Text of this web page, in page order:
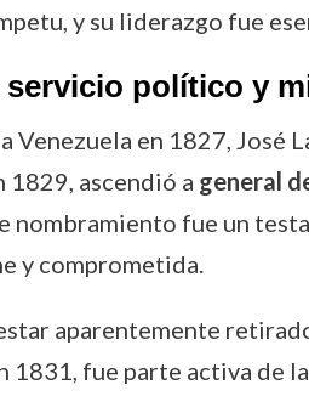
y su liderazgo fue
servicio político y
Venezuela en 1827, José
1829, ascendió a general
nombramiento fue un
y comprometida.
aparentemente
1831, fue parte activa de la